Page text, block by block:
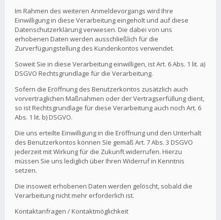
Im Rahmen des weiteren Anmeldevorgangs wird Ihre
Einwilligung in diese Verarbeitung eingeholt und auf diese
Datenschutzerklärung verwiesen. Die dabei von uns
erhobenen Daten werden ausschließlich für die
Zurverfügungstellung des Kundenkontos verwendet.
Soweit Sie in diese Verarbeitung einwilligen, ist Art. 6 Abs. 1 lit. a)
DSGVO Rechtsgrundlage für die Verarbeitung.
Sofern die Eröffnung des Benutzerkontos zusätzlich auch
vorvertraglichen Maßnahmen oder der Vertragserfüllung dient,
so ist Rechtsgrundlage für diese Verarbeitung auch noch Art. 6
Abs. 1 lit. b) DSGVO.
Die uns erteilte Einwilligung in die Eröffnung und den Unterhalt
des Benutzerkontos können Sie gemäß Art. 7 Abs. 3 DSGVO
jederzeit mit Wirkung für die Zukunft widerrufen. Hierzu
müssen Sie uns lediglich über Ihren Widerruf in Kenntnis
setzen.
Die insoweit erhobenen Daten werden gelöscht, sobald die
Verarbeitung nicht mehr erforderlich ist.
Kontaktanfragen / Kontaktmöglichkeit